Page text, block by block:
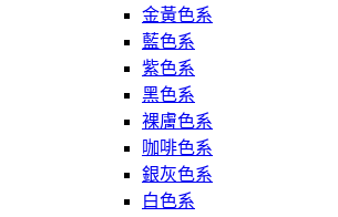
金黃色系
藍色系
紫色系
黑色系
裸膚色系
咖啡色系
銀灰色系
白色系